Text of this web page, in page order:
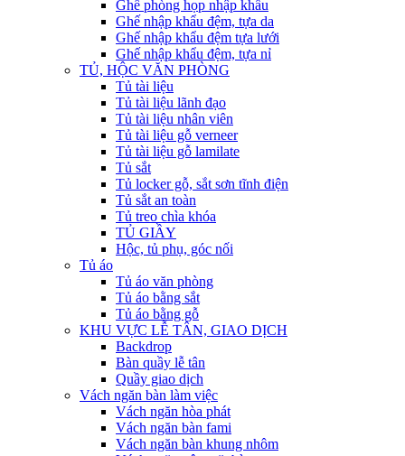
Ghế phòng họp nhập khẩu
Ghế nhập khẩu đệm, tựa da
Ghế nhập khẩu đệm tựa lưới
Ghế nhập khẩu đệm, tựa nỉ
TỦ, HỘC VĂN PHÒNG
Tủ tài liệu
Tủ tài liệu lãnh đạo
Tủ tài liệu nhân viên
Tủ tài liệu gỗ verneer
Tủ tài liệu gỗ lamilate
Tủ sắt
Tủ locker gỗ, sắt sơn tĩnh điện
Tủ sắt an toàn
Tủ treo chìa khóa
TỦ GIẦY
Hộc, tủ phụ, góc nối
Tủ áo
Tủ áo văn phòng
Tủ áo bằng sắt
Tủ áo bằng gỗ
KHU VỰC LỄ TÂN, GIAO DỊCH
Backdrop
Bàn quầy lễ tân
Quầy giao dịch
Vách ngăn bàn làm việc
Vách ngăn hòa phát
Vách ngăn bàn fami
Vách ngăn bàn khung nhôm